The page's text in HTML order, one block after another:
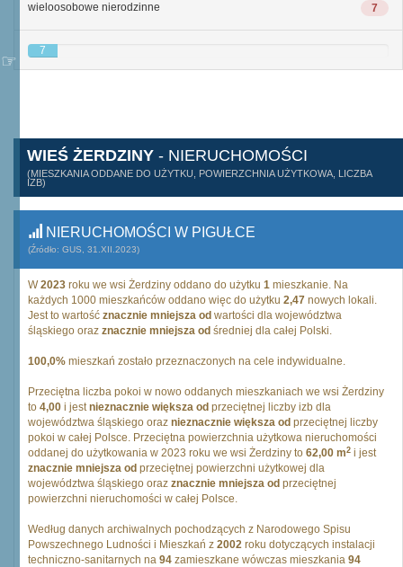
7
wieloosobowe nierodzinne
7
WIEŚ ŻERDZINY - NIERUCHOMOŚCI
(MIESZKANIA ODDANE DO UŻYTKU, POWIERZCHNIA UŻYTKOWA, LICZBA
IZB)
NIERUCHOMOŚCI W PIGUŁCE
(Źródło: GUS, 31.XII.2023)
W2023 roku we wsi Żerdziny oddano do użytku 1 mieszkanie. Na
każdych 1000 mieszkańców oddano więc do użytku 2,47 nowych lokali.
Jest to wartość znacznie mniejsza od wartości dla województwa
śląskiego oraz znacznie mniejsza od średniej dla całej Polski.
100,0% mieszkań zostało przeznaczonych na cele indywidualne.
Przeciętna liczba pokoi w nowo oddanych mieszkaniach we wsi Żerdziny
to 4,00 i jestnieznacznie większa od przeciętnej liczby izb dla
województwa śląskiego oraz nieznacznie większa od przeciętnej liczby
pokoi w całej Polsce. Przeciętna powierzchnia użytkowa nieruchomości
oddanej do użytkowania w 2023 roku we wsi Żerdziny to 62,00 m2 i jest
znacznie mniejsza od przeciętnej powierzchni użytkowej dla
województwa śląskiego oraz znacznie mniejsza od przeciętnej
powierzchni nieruchomości w całej Polsce.
Według danych archiwalnych pochodzących z Narodowego Spisu
Powszechnego Ludności i Mieszkań z 2002 roku dotyczących instalacji
techniczno-sanitarnych na 94 zamieszkane wówczas mieszkania 94